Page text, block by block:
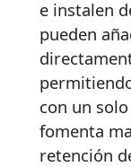
e instalen
pueden
con un
fomenta
retención